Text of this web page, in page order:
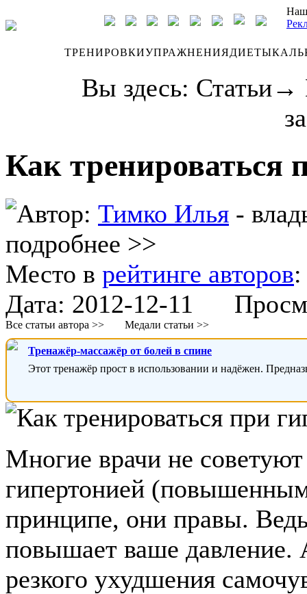
ТРЕНИРОВКИУПРАЖНЕНИЯДИЕТЫ
Вы здесь: Статьи→
Как тренироваться
Автор: Тимко Илья -
подробнее >>
Место в рейтинге авторов
Дата: 2012-12-11
Все статьи автора >> Медали статьи >>
Тренажёр-массажёр от болей в спине
Этот тренажёр прост в использовании и надёжен.
Многие врачи не
гипертонией
принципе, они правы.
повышает ваше давление.
резкого ухудшения